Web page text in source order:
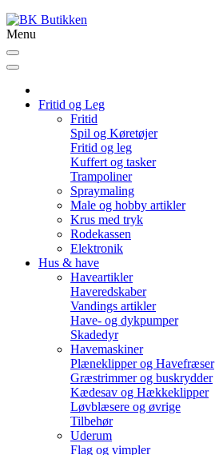
Menu
Fritid og Leg
Fritid
Spil og Køretøjer
Fritid og leg
Kuffert og tasker
Trampoliner
Spraymaling
Male og hobby artikler
Krus med tryk
Rodekassen
Elektronik
Hus & have
Haveartikler
Haveredskaber
Vandings artikler
Have- og dykpumper
Skadedyr
Havemaskiner
Plæneklipper og Havefræser
Græstrimmer og buskrydder
Kædesav og Hækkeklipper
Løvblæsere og øvrige
Tilbehør
Uderum
Flag og vimpler